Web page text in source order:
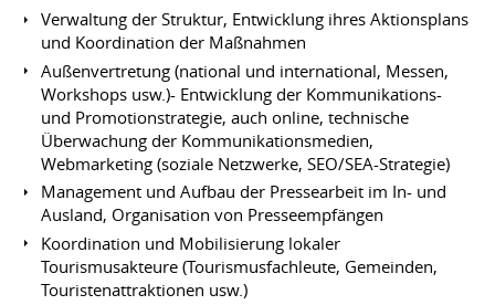
Verwaltung der Struktur, Entwicklung ihres Aktionsplans
und Koordination der Maßnahmen
Außenvertretung (national und international, Messen,
Workshops usw.)- Entwicklung der Kommunikations-
und Promotionstrategie, auch online, technische
Überwachung der Kommunikationsmedien,
Webmarketing (soziale Netzwerke, SEO/SEA-Strategie)
Management und Aufbau der Pressearbeit im In- und
Ausland, Organisation von Presseempfängen
Koordination und Mobilisierung lokaler
Tourismusakteure (Tourismusfachleute, Gemeinden,
Touristenattraktionen usw.)